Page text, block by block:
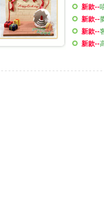
新款--
新款--
新款--
新款--